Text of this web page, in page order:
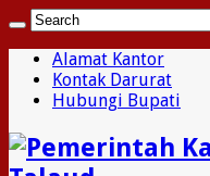
Alamat Kantor
Kontak Darurat
Hubungi Bupati